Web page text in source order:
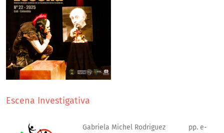
Escena Investigativa
Gabriela Michel Rodriguez
pp. e-